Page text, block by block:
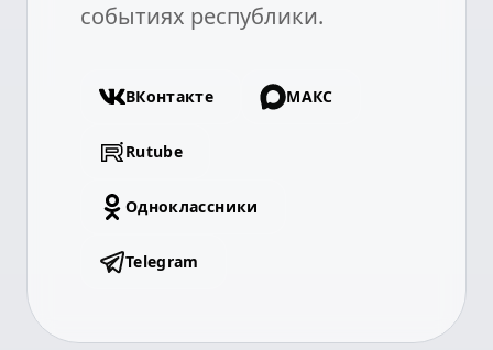
событиях республики.
ВКонтакте МАКС
Rutube
Одноклассники
Telegram